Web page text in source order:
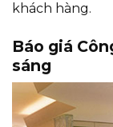
khách hàng.
Báo giá
sáng